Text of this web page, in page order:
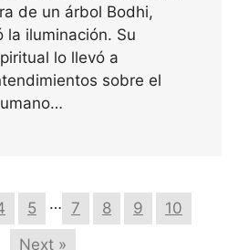
de un árbol Bodhi,
la iluminación. Su
lo llevó a
sobre el
5 … 7 8 9
10
Next »